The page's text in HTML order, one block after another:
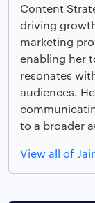
Content
driving
marketing
enabling her
resonates
audiences.
to a broader
View all of